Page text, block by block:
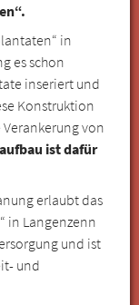
in
es schon
inseriert und
Konstruktion
von
ist dafür
erlaubt das
in Langenzenn
und ist
und